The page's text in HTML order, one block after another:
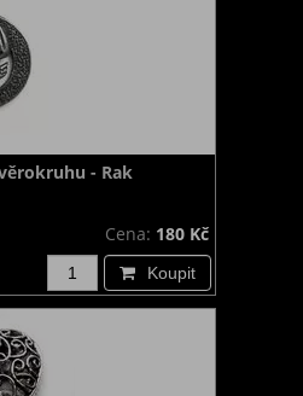
- Rak
Cena: 180 Kč
Koupit